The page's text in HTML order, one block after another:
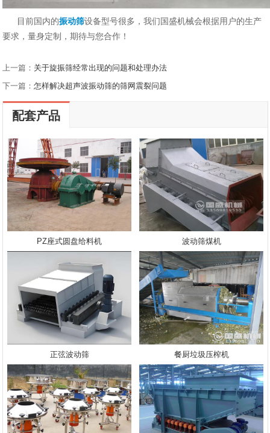
目前国内的振动筛设备型号很多，我们国盛机械会根据用户的生产
要求，量身定制，期待与您合作！
上一篇： 关于旋振筛经常出现的问题和处理办法
下一篇：怎样解决超声波振动筛的筛网震裂问题
配套产品
PZ座式圆盘给料机 波动筛煤机
正弦波动筛 餐厨垃圾压榨机